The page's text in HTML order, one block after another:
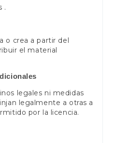
.
o crea a partir del
el material
legales ni medidas
legalmente a otras a
por la licencia.